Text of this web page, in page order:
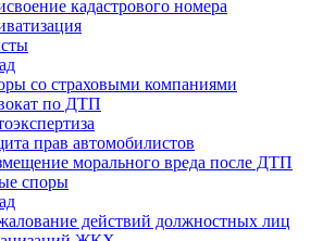
кадастрового номера
со страховыми компаниями
по ДТП
прав автомобилистов
морального вреда после ДТП
споры
действий должностных лиц